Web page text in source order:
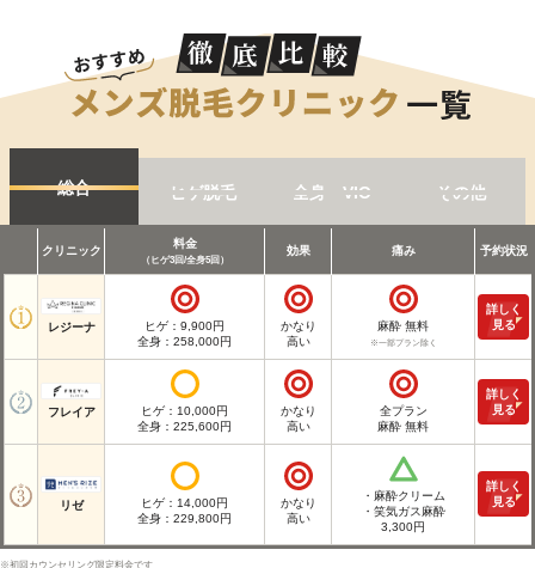
総合 ヒゲ脱毛 全身・VIO その他
クリニック
料金
（ヒゲ3回/全身5回）
効果 痛み 予約状況
レジーナ
ヒゲ：9,900円
全身：258,000円
かなり
高い
麻酔 無料
※一部プラン除く
詳しく
見る
フレイア
ヒゲ：10,000円
全身：225,600円
かなり
高い
全プラン
麻酔 無料
詳しく
見る
リゼ
ヒゲ：14,000円
全身：229,800円
かなり
高い
・麻酔クリーム
・笑気ガス麻酔
3,300円
詳しく
見る
※初回カウンセリング限定料金です